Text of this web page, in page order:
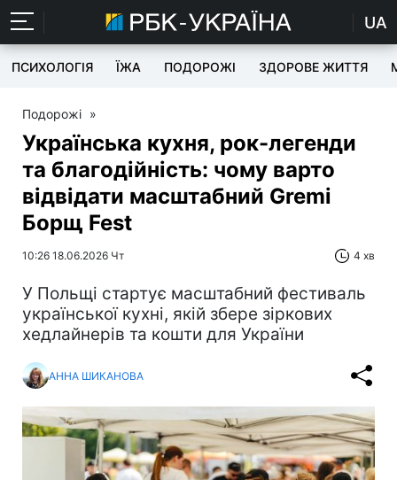
UA
ПСИХОЛОГІЯ ЇЖА ПОДОРОЖІ ЗДОРОВЕ ЖИТТЯ
Подорожі »
Українська кухня, рок-легенди
та благодійність: чому варто
відвідати масштабний Gremi
Борщ Fest
10:26 18.06.2026 Чт 4 хв
У Польщі стартує масштабний фестиваль
української кухні, якій збере зіркових
хедлайнерів та кошти для України
АННА ШИКАНОВА